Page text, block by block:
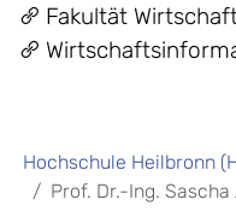
Fakultät
Hochschule Heilbronn
Prof. Dr.-Ing. Sascha